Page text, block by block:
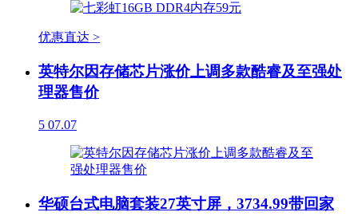
优惠直达 >
英特尔因存储芯片涨价上调多款酷睿及至强处
理器售价
5 07.07
华硕台式电脑套装27英寸屏，3734.99带回家